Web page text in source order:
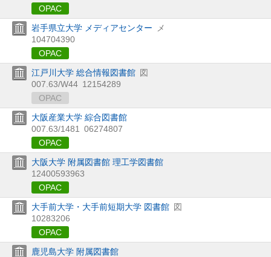
OPAC
岩手県立大学 メディアセンター
メ
104704390
OPAC
江戸川大学 総合情報図書館 図
007.63/W44 12154289
OPAC
大阪産業大学 綜合図書館
007.63/1481
06274807
OPAC
大阪大学 附属図書館 理工学図書館
12400593963
OPAC
大手前大学・大手前短期大学 図書館 図
10283206
OPAC
鹿児島大学 附属図書館